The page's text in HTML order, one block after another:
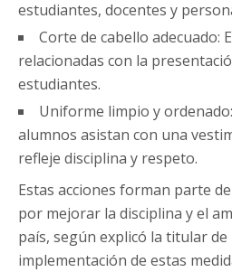
estudiantes, docentes y
Corte de cabello adecuado:
relacionadas con la
estudiantes.
Uniforme limpio y
alumnos asistan con una
refleje disciplina y respeto.
Estas acciones forman parte
por mejorar la disciplina y el
país, según explicó la titular de
implementación de estas